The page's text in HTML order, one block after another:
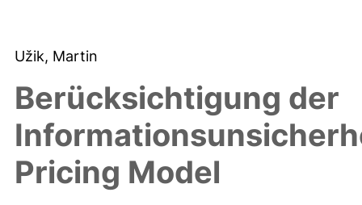
Užik, Martin
Berücksichtigung der
Pricing Model